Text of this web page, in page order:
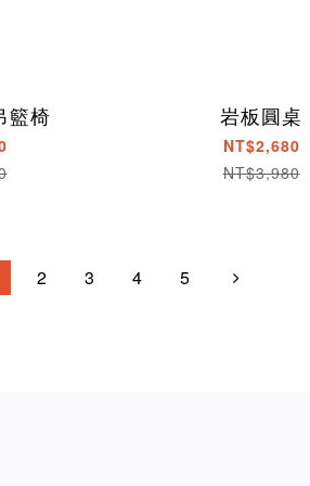
籃椅 岩板圓桌
NT$2,680
NT$3,980
2 3 4 5